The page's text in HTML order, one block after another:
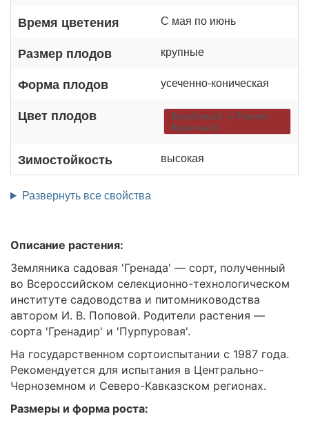
Время цветения С мая по июнь
Размер плодов крупные
Форма плодов усеченно-коническая
Цвет плодов
Бордовый (=Темно-
Красный)
Зимостойкость высокая
Развернуть все свойства
Описание растения:
Земляника садовая 'Гренада' — сорт, полученный
во Всероссийском селекционно-технологическом
институте садоводства и питомниководства
автором И. В. Поповой. Родители растения —
сорта 'Гренадир' и 'Пурпуровая'.
На государственном сортоиспытании с 1987 года.
Рекомендуется для испытания в Центрально-
Черноземном и Северо-Кавказском регионах.
Размеры и форма роста: